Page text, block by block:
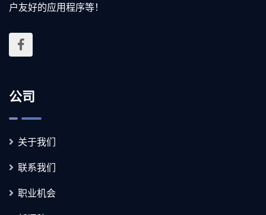
户友好的应用程序等！
公司
关于我们
联系我们
职业机会